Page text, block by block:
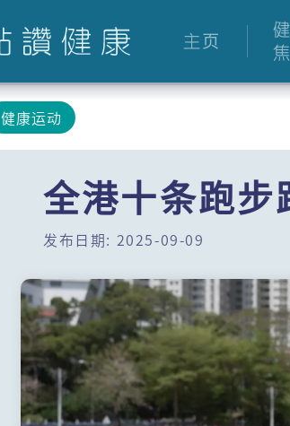
主页
健康运动
全港十条跑步
发布日期: 2025-09-09